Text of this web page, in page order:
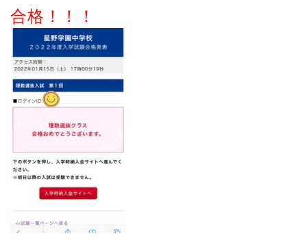
合格！！！